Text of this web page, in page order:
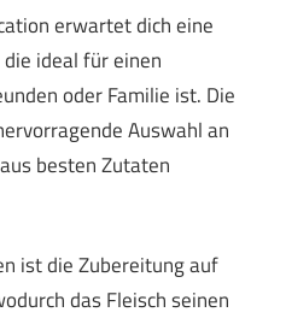
erwartet dich eine
ideal für einen
oder Familie ist. Die
Auswahl an
besten Zutaten
ist die Zubereitung auf
das Fleisch seinen